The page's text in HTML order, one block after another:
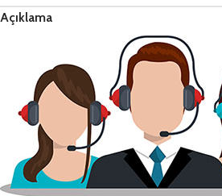
Açıklama